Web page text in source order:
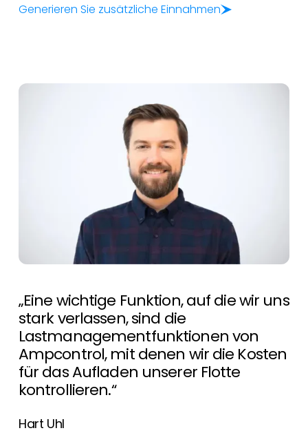
Generieren Sie zusätzliche Einnahmen
„Eine wichtige Funktion, auf die wir uns
stark verlassen, sind die
Lastmanagementfunktionen von
Ampcontrol, mit denen wir die Kosten
für das Aufladen unserer Flotte
kontrollieren.“
Hart Uhl